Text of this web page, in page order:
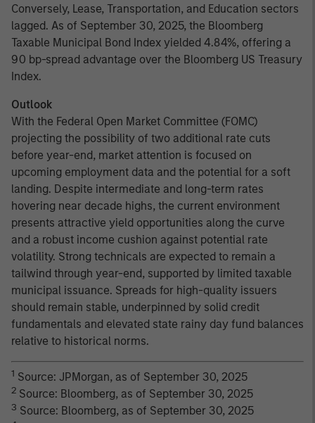
Conversely, Lease, Transportation, and Education sectors
lagged. As of September 30, 2025, the Bloomberg
Taxable Municipal Bond Index yielded 4.84%, offering a
90 bp-spread advantage over the Bloomberg US Treasury
Index.
Outlook
With the Federal Open Market Committee (FOMC)
projecting the possibility of two additional rate cuts
before year-end, market attention is focused on
upcoming employment data and the potential for a soft
landing. Despite intermediate and long-term rates
hovering near decade highs, the current environment
presents attractive yield opportunities along the curve
and a robust income cushion against potential rate
volatility. Strong technicals are expected to remain a
tailwind through year-end, supported by limited taxable
municipal issuance. Spreads for high-quality issuers
should remain stable, underpinned by solid credit
fundamentals and elevated state rainy day fund balances
relative to historical norms.
1 Source: JPMorgan, as of September 30, 2025
2 Source: Bloomberg, as of September 30, 2025
3 Source: Bloomberg, as of September 30, 2025